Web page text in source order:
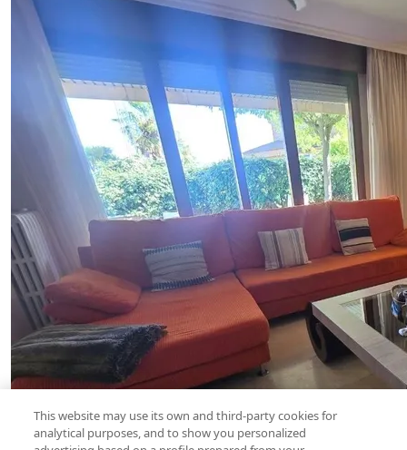
This website may use its own and third-party cookies for
analytical purposes, and to show you personalized